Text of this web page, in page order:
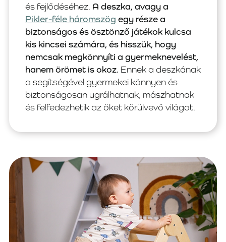
és fejlődéséhez. A deszka, avagy a
Pikler-féle háromszög egy része a
biztonságos és ösztönző játékok kulcsa
kis kincsei számára, és hisszük, hogy
nemcsak megkönnyíti a gyermeknevelést,
hanem örömet is okoz. Ennek a deszkának
a segítségével gyermekei könnyen és
biztonságosan ugrálhatnak, mászhatnak
és felfedezhetik az őket körülvevő világot.